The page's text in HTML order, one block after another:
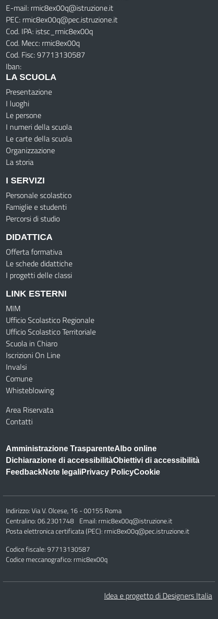
E-mail: rmic8ex00q@istruzione.it
PEC: rmic8ex00q@pec.istruzione.it
Cod. IPA: istsc_rmic8ex00q
Cod. Mecc: rmic8ex00q
Cod. Fisc: 97713130587
Iban:
LA SCUOLA
Presentazione
I luoghi
Le persone
I numeri della scuola
Le carte della scuola
Organizzazione
La storia
I SERVIZI
Personale scolastico
Famiglie e studenti
Percorsi di studio
DIDATTICA
Offerta formativa
Le schede didattiche
I progetti delle classi
LINK ESTERNI
MIM
Ufficio Scolastico Regionale
Ufficio Scolastico Territoriale
Scuola in Chiaro
Iscrizioni On Line
Invalsi
Comune
Whisteblowing
Area Riservata
Contatti
Amministrazione TrasparenteAlbo online
Dichiarazione di accessibilitàObiettivi di accessibilità
FeedbackNote legaliPrivacy PolicyCookie
Indirizzo:Via V. Olcese, 16 - 00155 Roma
Centralino:06.2301748 Email: rmic8ex00q@istruzione.it
Posta elettronica certificata (PEC): rmic8ex00q@pec.istruzione.it
Codice fiscale: 97713130587
Codice meccanografico: rmic8ex00q
Idea e progetto di Designers Italia